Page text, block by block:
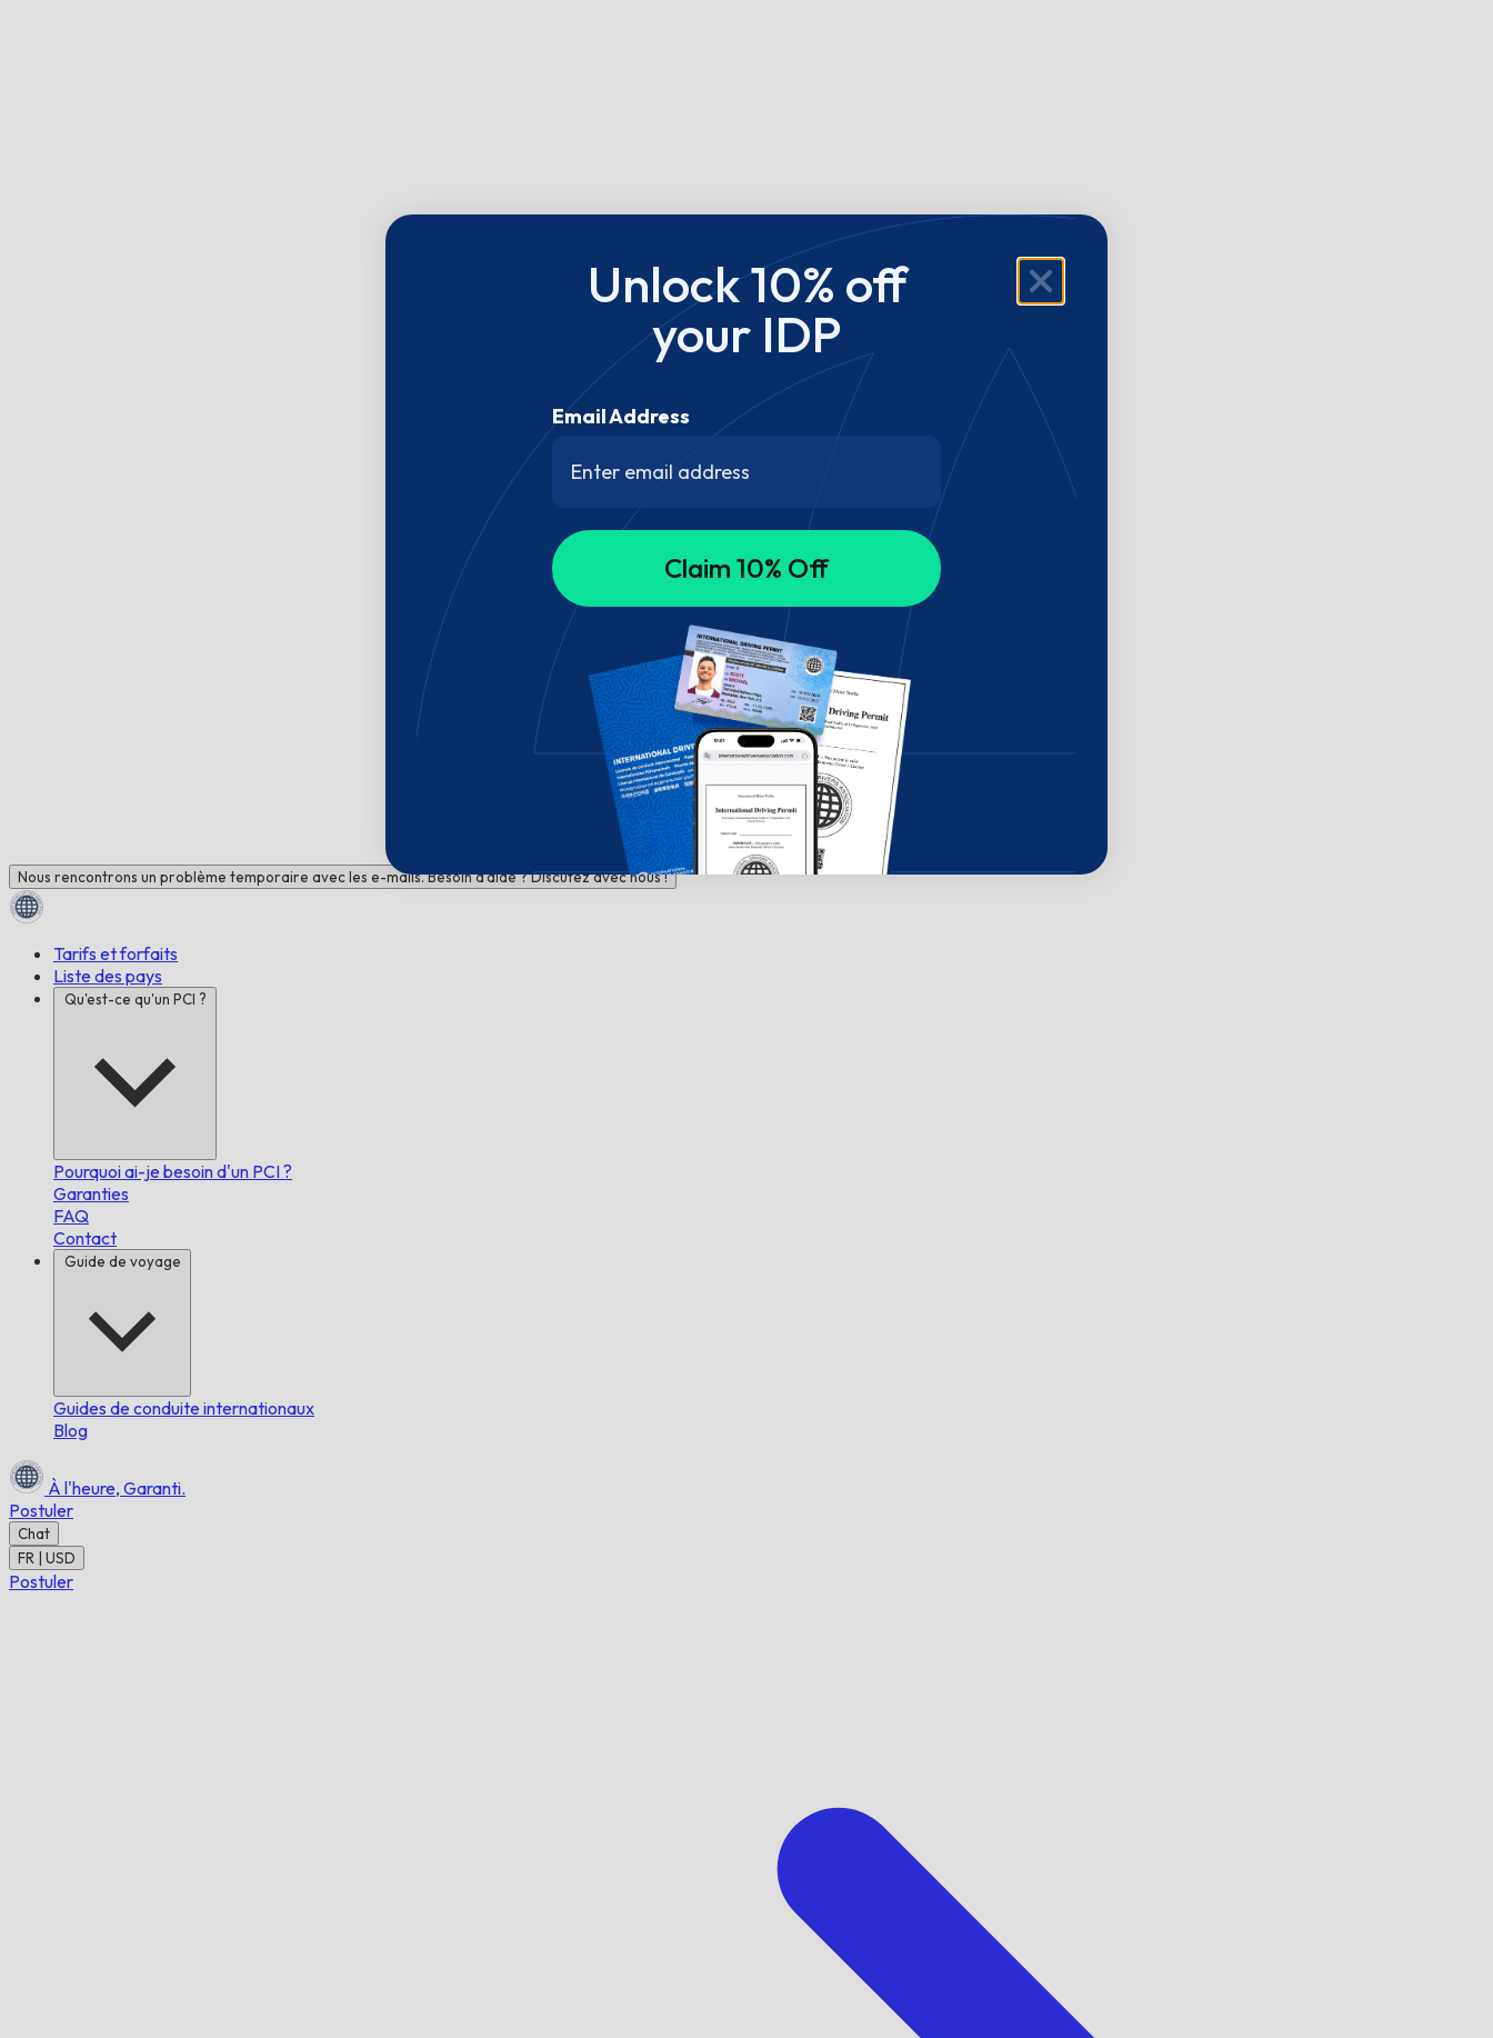
Nous rencontrons un problème temporaire avec les e-mails. Besoin d'aide ? Discutez avec nous !
Tarifs et forfaits
Liste des pays
Qu'est-ce qu'un PCI ?
Pourquoi ai-je besoin d'un PCI ?
Garanties
FAQ
Contact
Guide de voyage
Guides de conduite internationaux
Blog
À l'heure, Garanti.
Postuler
Chat
FR | USD
Postuler
Unlock 10% off
your IDP
Email Address
Claim 10% Off